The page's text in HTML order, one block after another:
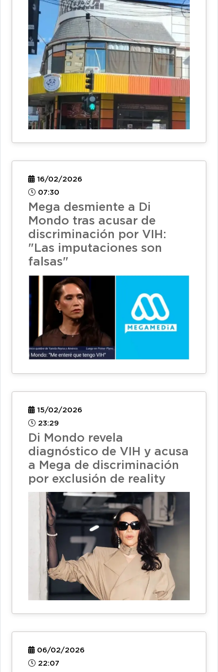
16/02/2026
07:30
Mega desmiente a Di
Mondo tras acusar de
discriminación por VIH:
"Las imputaciones son
falsas"
15/02/2026
23:29
Di Mondo revela
diagnóstico de VIH y acusa
a Mega de discriminación
por exclusión de reality
06/02/2026
22:07